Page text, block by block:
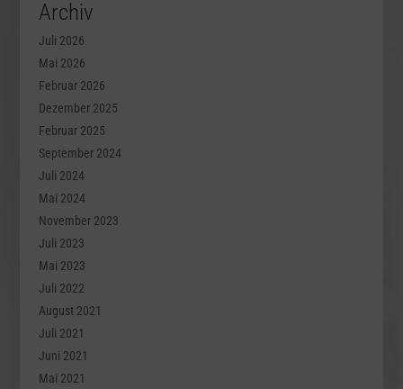
Archiv
Juli 2026
Mai 2026
Februar 2026
Dezember 2025
Februar 2025
September 2024
Juli 2024
Mai 2024
November 2023
Juli 2023
Mai 2023
Juli 2022
August 2021
Juli 2021
Juni 2021
Mai 2021